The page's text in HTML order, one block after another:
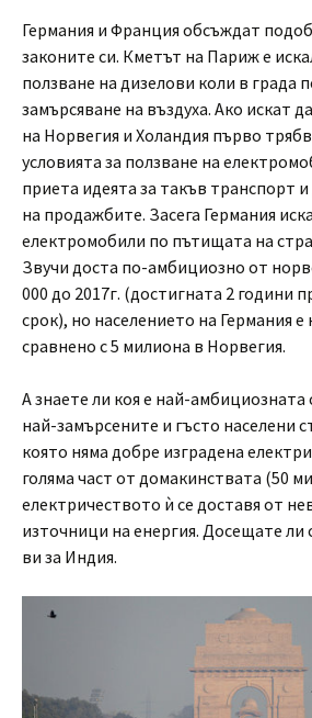
Германия и Франция обсъждат
законите си. Кметът на Париж е
ползване на дизелови коли в града
замърсяване на въздуха. Ако искат
на Норвегия и Холандия първо
условията за ползване на
приета идеята за такъв транспорт
на продажбите. Засега Германия
електромобили по пътищата на
Звучи доста по-амбициозно от
000 до 2017г. (достигната 2 години
срок), но населението на Германия
сравнено с 5 милиона в Норвегия.
А знаете ли коя е най-амбициозната
най-замърсените и гъсто населени
която няма добре изградена
голяма част от домакинствата (50
електричеството ѝ се доставя от
източници на енергия. Досещате ли
ви за Индия.